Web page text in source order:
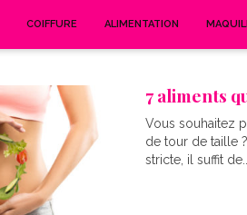
COIFFURE ALIMENTATION
7 aliments
Vous souhaitez
de tour de taille
stricte, il suffit de...